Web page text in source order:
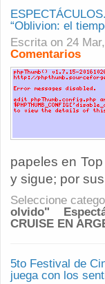
“Oblivion: el
Escrita on 24
Comentarios
papeles en
y sigue; por
Seleccione
olvido"
CRUISE EN
5to Festival de
juega con los